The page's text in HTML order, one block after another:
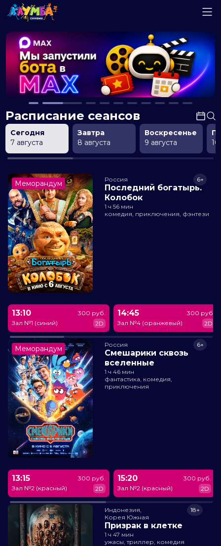
Расписание сеансов
Сегодня
7 августа
Завтра
8 августа
Воскресенье
9 августа
10
Меморандум Россия
Последний богатырь.
Колобок
6+
1 ч 56 мин
комедия, приключения, фэнтези
13:10
Зал №1 (синий)
300 руб.
2D
14:45
Зал №4 (оранжевый)
300 руб.
2D
Меморандум Россия
Смешарики сквозь
вселенные
6+
1 ч 46 мин
фантастика, комедия,
приключения
13:15
Зал №2 (красный)
300 руб.
2D
15:20
Зал №2 (красный)
300 руб.
2D
Индонезия,
Корея Южная
Призрак в клетке
18+
1 ч 47 мин
ужасы, триллер, комедия